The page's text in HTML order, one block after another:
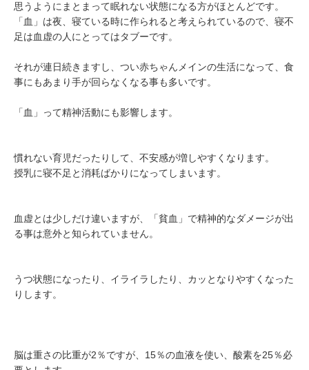
思うようにまとまって眠れない状態になる方がほとんどです。
「血」は夜、寝ている時に作られると考えられているので、寝不
足は血虚の人にとってはタブーです。
それが連日続きますし、つい赤ちゃんメインの生活になって、食
事にもあまり手が回らなくなる事も多いです。
「血」って精神活動にも影響します。
慣れない育児だったりして、不安感が増しやすくなります。
授乳に寝不足と消耗ばかりになってしまいます。
血虚とは少しだけ違いますが、「貧血」で精神的なダメージが出
る事は意外と知られていません。
うつ状態になったり、イライラしたり、カッとなりやすくなった
りします。
脳は重さの比重が2％ですが、15％の血液を使い、酸素を25％必